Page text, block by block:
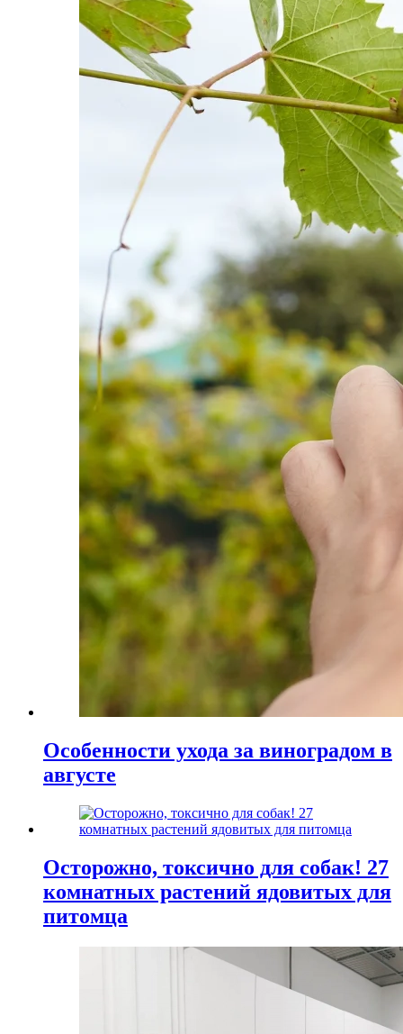
Особенности ухода за виноградом в
августе
Осторожно, токсично для собак! 27
комнатных растений ядовитых для
питомца